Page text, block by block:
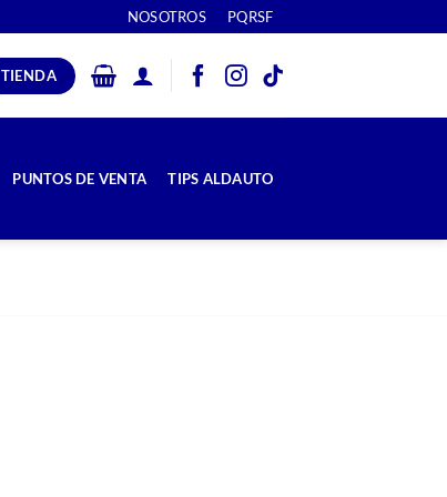
NOSOTROS PQRSF
TIENDA
PUNTOS DE VENTA TIPS ALDAUTO